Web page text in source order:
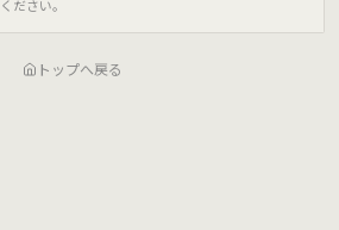
ださい｡
トップへ戻る